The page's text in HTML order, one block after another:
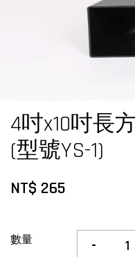
4吋x10吋長
(型號YS-1)
NT$ 265
數量 -